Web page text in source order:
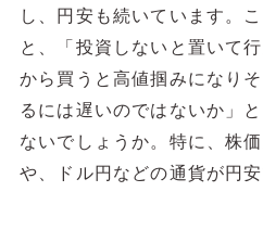
し、円安も続いています。
と、「投資しないと置いて
から買うと高値掴みになり
るには遅いのではないか」
ないでしょうか。特に、株
や、ドル円などの通貨が円